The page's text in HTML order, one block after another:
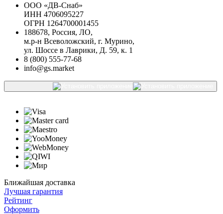
ООО «ДВ-Снаб»
ИНН 4706095227
ОГРН 1264700001455
188678, Россия, ЛО,
м.р-н Всеволожский, г. Мурино,
ул. Шоссе в Лаврики, Д. 59, к. 1
8 (800) 555-77-68
info@gs.market
Ближайшая доставка
Лучшая гарантия
Рейтинг
Оформить